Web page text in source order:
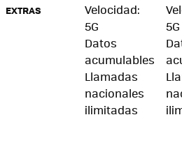
EXTRAS
Velocidad:
5G
Datos
acumulables
Llamadas
nacionales
ilimitadas
5G